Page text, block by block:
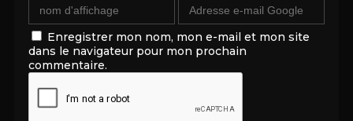
Enregistrer mon nom, mon e-mail et mon site
dans le navigateur pour mon prochain
commentaire.